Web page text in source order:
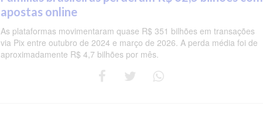
apostas online
As plataformas movimentaram quase R$ 351 bilhões em transações
via Pix entre outubro de 2024 e março de 2026. A perda média foi de
aproximadamente R$ 4,7 bilhões por mês.